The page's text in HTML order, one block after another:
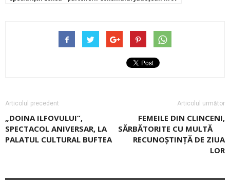
Articolul precedent
„DOINA ILFOVULUI”,
SPECTACOL ANIVERSAR, LA
PALATUL CULTURAL BUFTEA
Articolul următor
FEMEILE DIN CLINCENI,
SĂRBĂTORITE CU MULTĂ
RECUNOŞTINŢĂ DE ZIUA
LOR